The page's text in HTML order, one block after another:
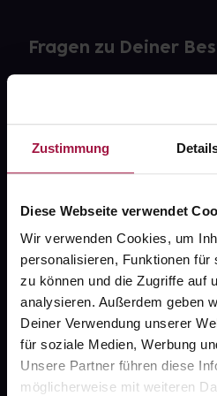
Zustimmung
Diese Webseite verwendet
Wir verwenden Cookies, um
personalisieren, Funktionen für
zu können und die Zugriffe auf
analysieren. Außerdem geben
Deiner Verwendung unserer
für soziale Medien, Werbung
Unsere Partner führen diese
möglicherweise mit weiteren
Fragen zu Deiner
gesund.de
Über uns
Karriere
Newsletter